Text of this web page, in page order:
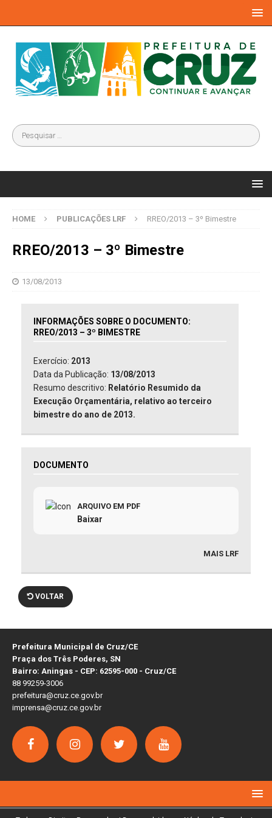
HOME PUBLICAÇÕES LRF RREO/2013 – 3º Bimestre
RREO/2013 – 3º Bimestre
13/08/2013
INFORMAÇÕES SOBRE O DOCUMENTO:
RREO/2013 – 3º BIMESTRE
Exercício: 2013
Data da Publicação: 13/08/2013
Resumo descritivo: Relatório Resumido da
Execução Orçamentária, relativo ao terceiro
bimestre do ano de 2013.
DOCUMENTO
ARQUIVO EM PDF
Baixar
MAIS LRF
VOLTAR
Prefeitura Municipal de Cruz/CE
Praça dos Três Poderes, SN
Bairro: Aningas - CEP: 62595-000 - Cruz/CE
88 99259-3006
prefeitura@cruz.ce.gov.br
imprensa@cruz.ce.gov.br